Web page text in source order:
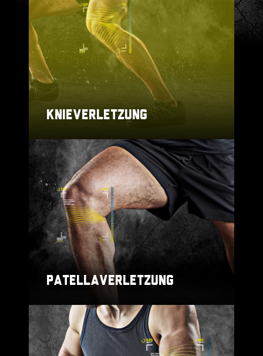
KNIEVERLETZUNG
PATELLAVERLETZUNG